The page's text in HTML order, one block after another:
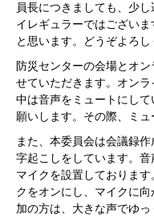
員長につきましても、少
イレギュラーではござい
と思います。どうぞよろし
防災センターの会場とオ
せていただきます。オン
中は音声をミュートにし
願いします。その際、ミュ
また、本委員会は会議録
字起こしをしています。
マイクを設置しておりま
クをオンにし、マイクに
加の方は、大きな声でゆ